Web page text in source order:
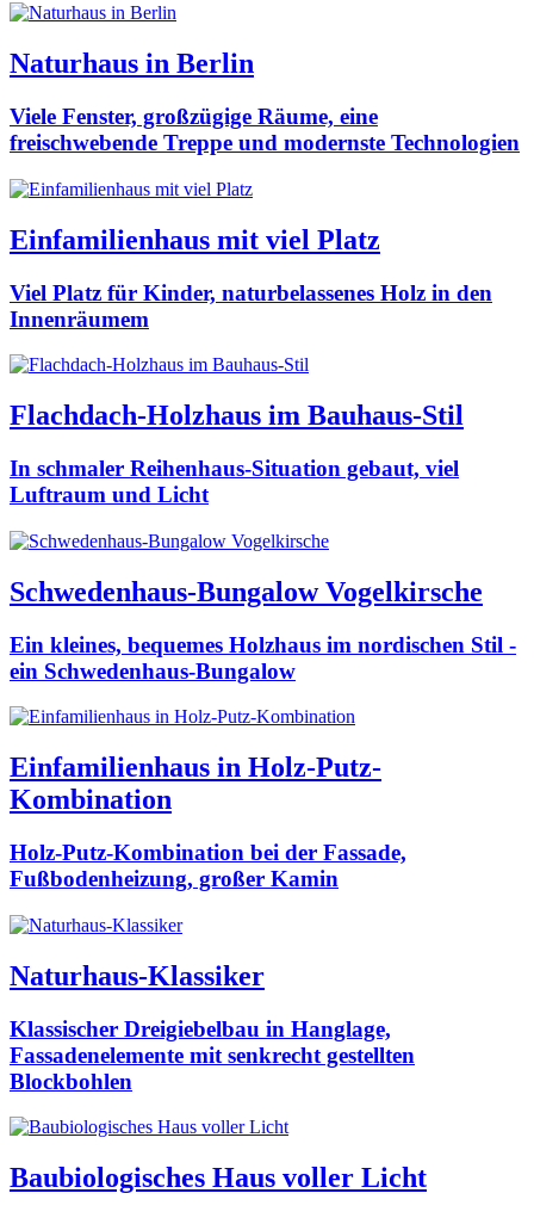
Naturhaus in Berlin
Viele Fenster, großzügige Räume, eine
freischwebende Treppe und modernste Technologien
Einfamilienhaus mit viel Platz
Viel Platz für Kinder, naturbelassenes Holz in den
Innenräumem
Flachdach-Holzhaus im Bauhaus-Stil
In schmaler Reihenhaus-Situation gebaut, viel
Luftraum und Licht
Schwedenhaus-Bungalow Vogelkirsche
Ein kleines, bequemes Holzhaus im nordischen Stil -
ein Schwedenhaus-Bungalow
Einfamilienhaus in Holz-Putz-
Kombination
Holz-Putz-Kombination bei der Fassade,
Fußbodenheizung, großer Kamin
Naturhaus-Klassiker
Klassischer Dreigiebelbau in Hanglage,
Fassadenelemente mit senkrecht gestellten
Blockbohlen
Baubiologisches Haus voller Licht